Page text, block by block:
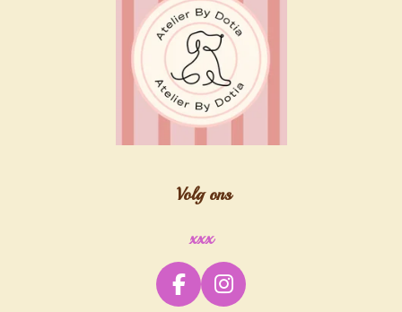
Volg ons
xxx
F
I